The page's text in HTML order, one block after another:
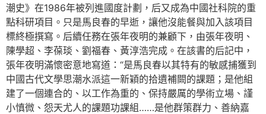
潮史》在1986年被列進國度計劃，后又成為中國社科院的重
點科研項目。只是馬良春的早逝，讓他沒能餐與加入該項目
標終極撰寫。后續任務在張年夜明的兼顧下，由張年夜明、
陳學超、李葆琰、劉福春、黃淳浩完成。在該書的后記中，
張年夜明滿懷密意地寫道：“是馬良春以其特有的敏感捕獲到
中國古代文學思潮水派這一新穎的拾遺補闕的課題；是他組
建了一個連合的、以工作為重的、保持嚴厲的學術立場、謹
小慎微、怨天尤人的課題功課組……是他群策群力、善納嘉